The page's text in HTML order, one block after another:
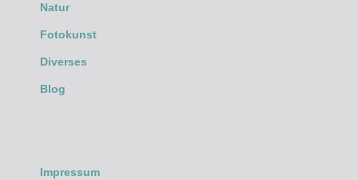
Natur
Fotokunst
Diverses
Blog
Impressum